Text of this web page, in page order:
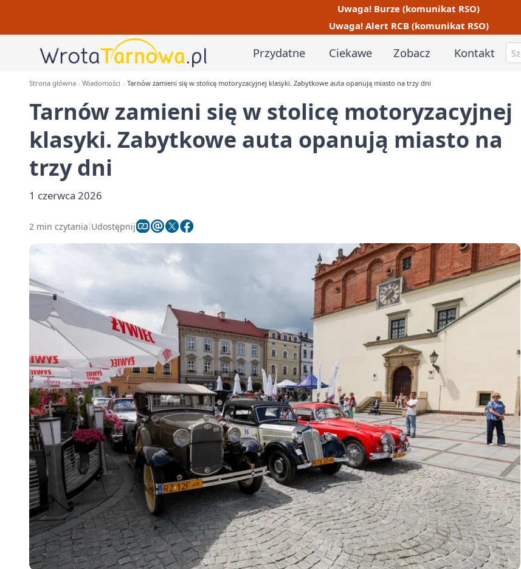
Uwaga! Burze (komunikat RSO)
Uwaga! Alert RCB (komunikat RSO)
Przydatne Ciekawe Zobacz Kontakt
Strona główna Wiadomości Tarnów zamieni się w stolicę motoryzacyjnej klasyki. Zabytkowe auta opanują miasto na trzy dni
Tarnów zamieni się w stolicę motoryzacyjnej
klasyki. Zabytkowe auta opanują miasto na
trzy dni
1 czerwca 2026
2 min czytania Udostępnij